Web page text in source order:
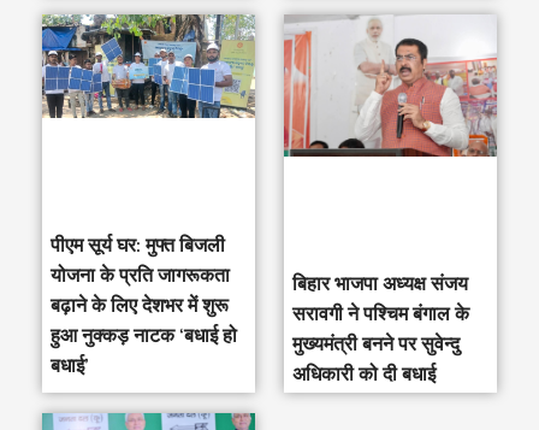
पीएम सूर्य घर: मुफ्त बिजली
योजना के प्रति जागरूकता
बढ़ाने के लिए देशभर में शुरू
हुआ नुक्कड़ नाटक ‘बधाई हो
बधाई’
‎बिहार भाजपा अध्यक्ष संजय
सरावगी ने पश्चिम बंगाल के
मुख्यमंत्री बनने पर सुवेन्दु
अधिकारी को दी बधाई